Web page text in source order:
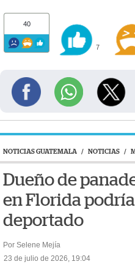
40
7
NOTICIAS GUATEMALA / NOTICIAS /
Dueño de
en Florida
deportado
Por Selene Mejía
23 de julio de 2026, 19:04